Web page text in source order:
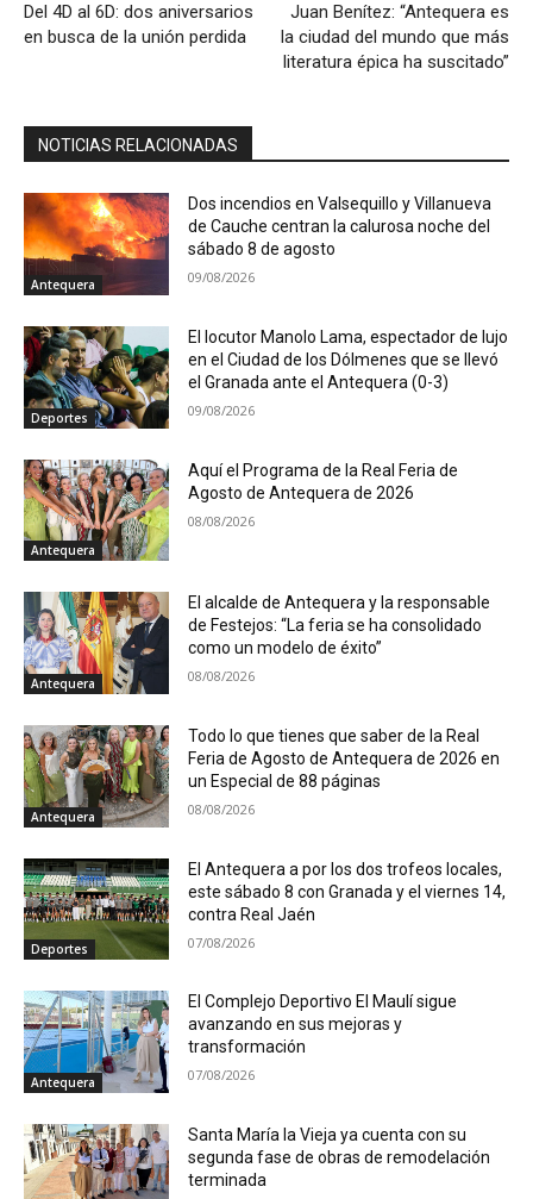
Del 4D al 6D: dos aniversarios
en busca de la unión perdida
Juan Benítez: “Antequera es
la ciudad del mundo que más
literatura épica ha suscitado”
NOTICIAS RELACIONADAS
Antequera
Dos incendios en Valsequillo y Villanueva
de Cauche centran la calurosa noche del
sábado 8 de agosto
09/08/2026
Deportes
El locutor Manolo Lama, espectador de lujo
en el Ciudad de los Dólmenes que se llevó
el Granada ante el Antequera (0-3)
09/08/2026
Antequera
Aquí el Programa de la Real Feria de
Agosto de Antequera de 2026
08/08/2026
Antequera
El alcalde de Antequera y la responsable
de Festejos: “La feria se ha consolidado
como un modelo de éxito”
08/08/2026
Antequera
Todo lo que tienes que saber de la Real
Feria de Agosto de Antequera de 2026 en
un Especial de 88 páginas
08/08/2026
Deportes
El Antequera a por los dos trofeos locales,
este sábado 8 con Granada y el viernes 14,
contra Real Jaén
07/08/2026
Antequera
El Complejo Deportivo El Maulí sigue
avanzando en sus mejoras y
transformación
07/08/2026
Santa María la Vieja ya cuenta con su
segunda fase de obras de remodelación
terminada